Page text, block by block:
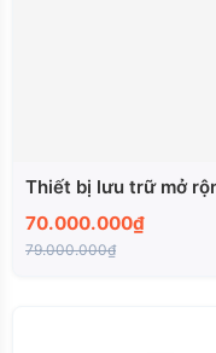
Thiết bị lưu trữ mở
70.000.000₫
79.000.000₫